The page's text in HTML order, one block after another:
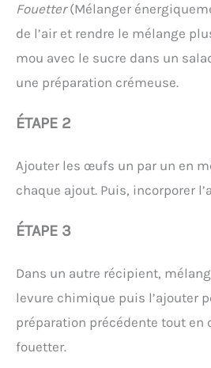
Fouetter(Mélanger
de l’air et rendre le mélange
mou avec le sucre dans un
une préparation crémeuse.
ÉTAPE 2
Ajouter les œufs un par un en
chaque ajout. Puis, incorporer
ÉTAPE 3
Dans un autre récipient,
levure chimique puis l’ajouter
préparation précédente tout en
fouetter.